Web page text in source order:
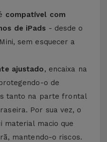
compatível com
de iPads - desde o
sem esquecer a
ajustado, encaixa na
o de
tanto na parte frontal
Por sua vez, o
material macio que
mantendo-o riscos.